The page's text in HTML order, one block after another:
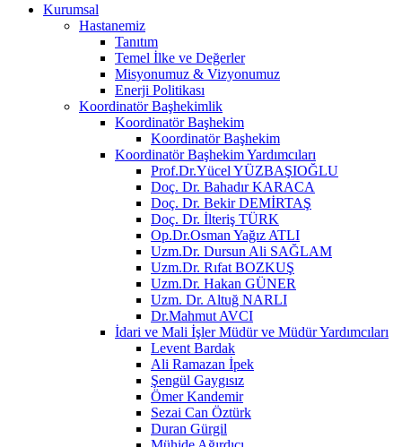
Kurumsal
Hastanemiz
Tanıtım
Temel İlke ve Değerler
Misyonumuz & Vizyonumuz
Enerji Politikası
Koordinatör Başhekimlik
Koordinatör Başhekim
Koordinatör Başhekim
Koordinatör Başhekim Yardımcıları
Prof.Dr.Yücel YÜZBAŞIOĞLU
Doç. Dr. Bahadır KARACA
Doç. Dr. Bekir DEMİRTAŞ
Doç. Dr. İlteriş TÜRK
Op.Dr.Osman Yağız ATLI
Uzm.Dr. Dursun Ali SAĞLAM
Uzm.Dr. Rıfat BOZKUŞ
Uzm.Dr. Hakan GÜNER
Uzm. Dr. Altuğ NARLI
Dr.Mahmut AVCI
İdari ve Mali İşler Müdür ve Müdür Yardımcıları
Levent Bardak
Ali Ramazan İpek
Şengül Gaygısız
Ömer Kandemir
Sezai Can Öztürk
Duran Gürgil